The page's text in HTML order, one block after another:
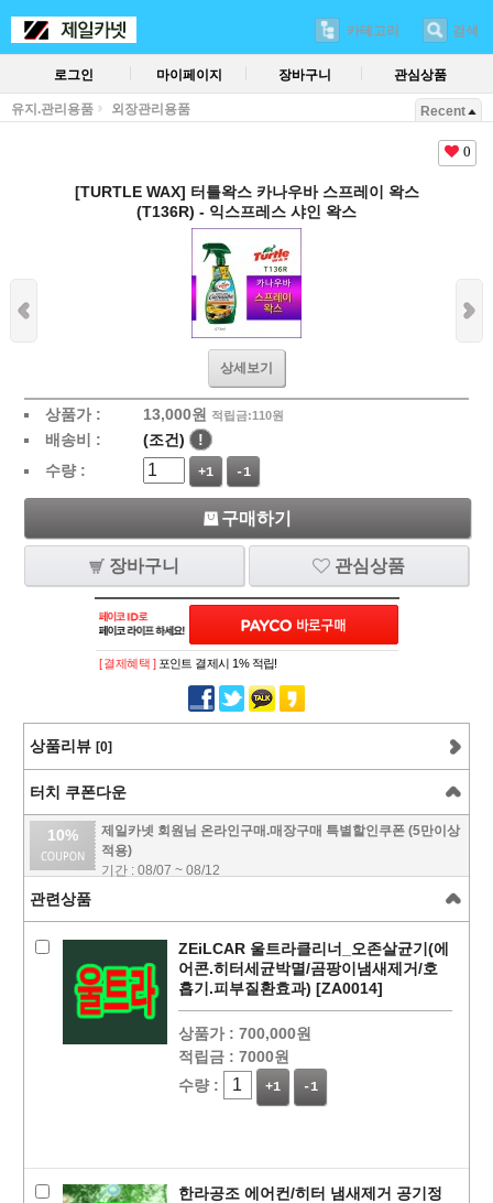
카테고리 검색
로그인 마이페이지 장바구니 관심상품
유지.관리용품 외장관리용품 Recent
0
[TURTLE WAX] 터틀왁스 카나우바 스프레이 왁스
(T136R) - 익스프레스 샤인 왁스
상세보기
상품가 : 13,000원 적립금:110원
배송비 : (조건)
!
수량 :
+1 -1
구매하기
장바구니 관심상품
PAYCO 바로
[ 결제혜택 ] 포인트 결제시 1% 적립!
상품리뷰 [0]
터치 쿠폰다운
10%
제일카넷 회원님 온라인구매.매장구매 특별할인쿠폰 (5만이상
적용)
기간 : 08/07 ~ 08/12
관련상품
ZEiLCAR 울트라클리너_오존살균기(에
어콘.히터세균박멸/곰팡이냄새제거/호
흡기.피부질환효과) [ZA0014]
상품가 : 700,000원
적립금 : 7000원
수량 :
+1 -1
한라공조 에어컨/히터 냄새제거 공기정